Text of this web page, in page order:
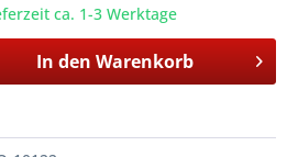
ca. 1-3 Werktage
In den Warenkorb